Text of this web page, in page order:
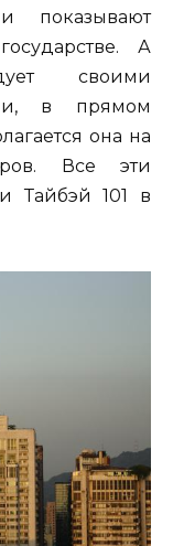
показывают
А
своими
в прямом
она на
Все эти
Тайбэй 101 в